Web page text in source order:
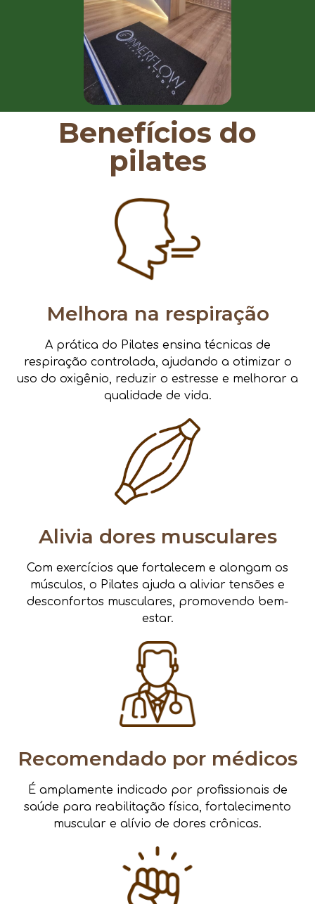
Benefícios do
pilates
Melhora na respiração
A prática do Pilates ensina técnicas de
respiração controlada, ajudando a otimizar o
uso do oxigênio, reduzir o estresse e melhorar a
qualidade de vida.
Alivia dores musculares
Com exercícios que fortalecem e alongam os
músculos, o Pilates ajuda a aliviar tensões e
desconfortos musculares, promovendo bem-
estar.
Recomendado por médicos
É amplamente indicado por profissionais de
saúde para reabilitação física, fortalecimento
muscular e alívio de dores crônicas.